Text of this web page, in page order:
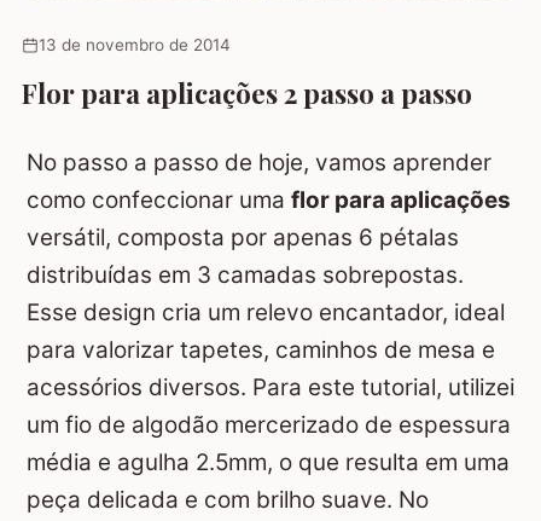
13 de novembro de 2014
Flor para aplicações 2 passo a passo
No passo a passo de hoje, vamos aprender
como confeccionar uma flor para aplicações
versátil, composta por apenas 6 pétalas
distribuídas em 3 camadas sobrepostas.
Esse design cria um relevo encantador, ideal
para valorizar tapetes, caminhos de mesa e
acessórios diversos. Para este tutorial, utilizei
um fio de algodão mercerizado de espessura
média e agulha 2.5mm, o que resulta em uma
peça delicada e com brilho suave. No